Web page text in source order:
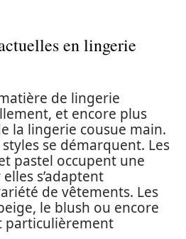
en lingerie
de lingerie
et encore plus
la lingerie cousue main.
se démarquent. Les
pastel occupent une
s’adaptent
de vêtements. Les
le blush ou encore
particulièrement